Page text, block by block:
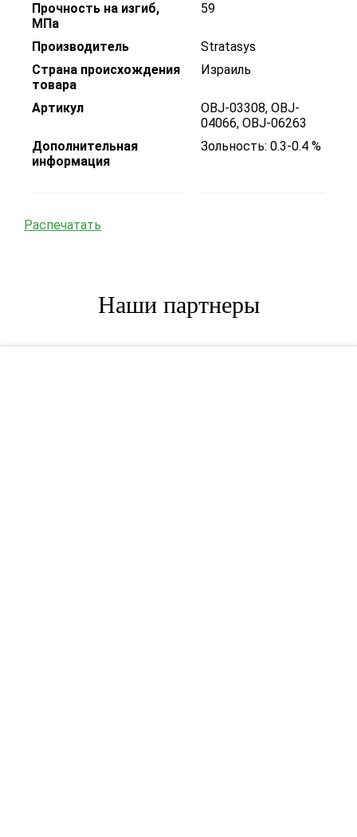
Прочность на изгиб,
МПа
59
Производитель
Stratasys
Страна происхождения
товара
Израиль
Артикул
OBJ-03308, OBJ-
04066, OBJ-06263
Дополнительная
информация
Зольность: 0.3-0.4 %
Распечатать
Наши партнеры